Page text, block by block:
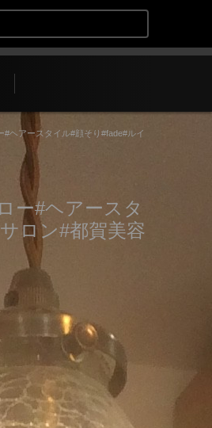
ヘアースタイル#顔そり#fade#ルイ
ー#ヘアースタ
ロン#都賀美容